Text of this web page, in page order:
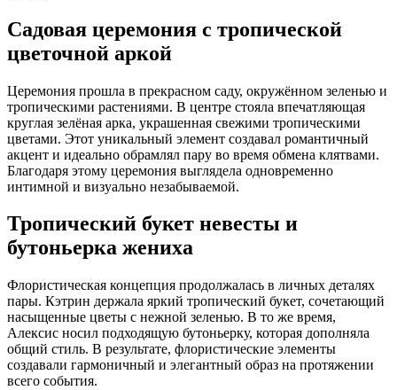
Садовая церемония с тропической
цветочной аркой
Церемония прошла в прекрасном саду, окружённом зеленью и
тропическими растениями. В центре стояла впечатляющая
круглая зелёная арка, украшенная свежими тропическими
цветами. Этот уникальный элемент создавал романтичный
акцент и идеально обрамлял пару во время обмена клятвами.
Благодаря этому церемония выглядела одновременно
интимной и визуально незабываемой.
Тропический букет невесты и
бутоньерка жениха
Флористическая концепция продолжалась в личных деталях
пары. Кэтрин держала яркий тропический букет, сочетающий
насыщенные цветы с нежной зеленью. В то же время,
Алексис носил подходящую бутоньерку, которая дополняла
общий стиль. В результате, флористические элементы
создавали гармоничный и элегантный образ на протяжении
всего события.